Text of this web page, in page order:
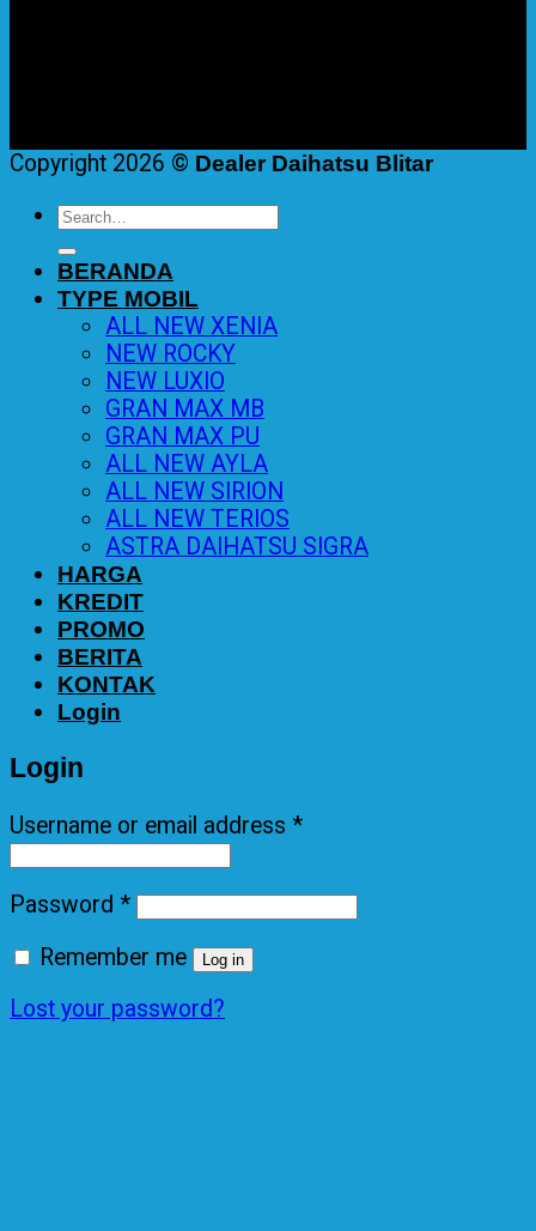
Copyright 2026 © Dealer Daihatsu Blitar
Search
for:
BERANDA
TYPE MOBIL
ALL NEW XENIA
NEW ROCKY
NEW LUXIO
GRAN MAX MB
GRAN MAX PU
ALL NEW AYLA
ALL NEW SIRION
ALL NEW TERIOS
ASTRA DAIHATSU SIGRA
HARGA
KREDIT
PROMO
BERITA
KONTAK
Login
Login
Username or email address *
Password *
Remember me
Log in
Lost your password?